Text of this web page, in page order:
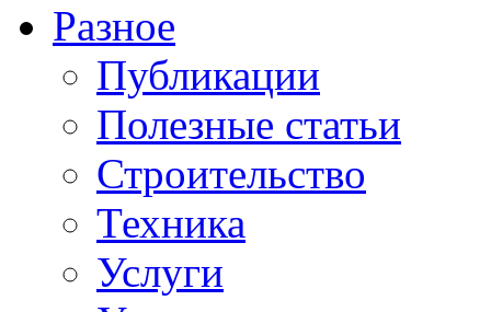
Разное
Публикации
Полезные статьи
Строительство
Техника
Услуги